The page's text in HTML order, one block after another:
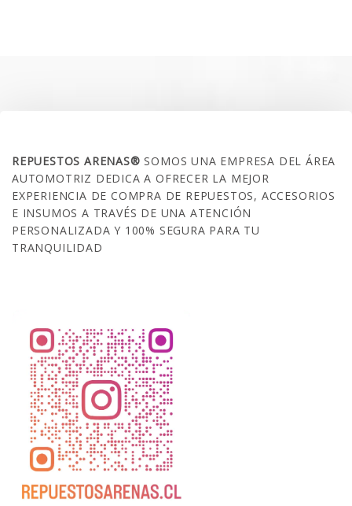
REPUESTOS ARENAS®SOMOS UNA EMPRESA DEL ÁREA
AUTOMOTRIZ DEDICA A OFRECER LA MEJOR
EXPERIENCIA DE COMPRA DE REPUESTOS, ACCESORIOS
E INSUMOS A TRAVÉS DE UNA ATENCIÓN
PERSONALIZADA Y 100% SEGURA PARA TU
TRANQUILIDAD